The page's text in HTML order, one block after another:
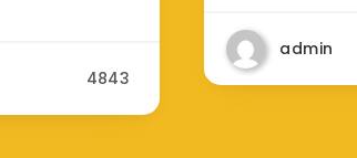
4843
admin